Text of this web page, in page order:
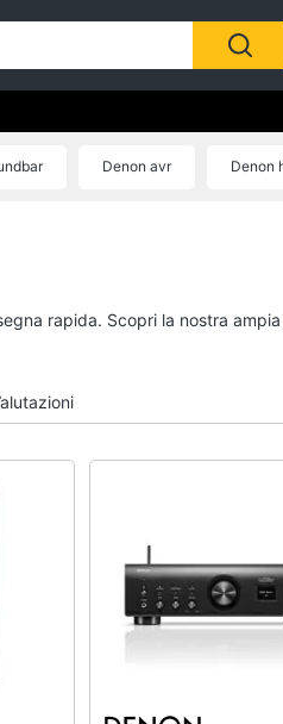
Denon avr Denon
rapida. Scopri la nostra